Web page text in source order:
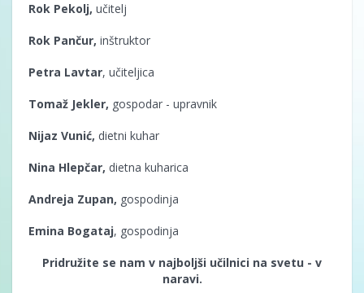
Rok Pekolj, učitelj
Rok Pančur, inštruktor
Petra Lavtar, učiteljica
Tomaž Jekler, gospodar - upravnik
Nijaz Vunić, dietni kuhar
Nina Hlepčar, dietna kuharica
Andreja Zupan, gospodinja
Emina Bogataj, gospodinja
Pridružite se nam v najboljši učilnici na svetu - v
naravi.